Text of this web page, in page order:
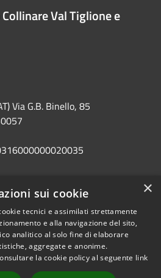
Val Tiglione e
Via G.B. Binello, 85
Ente convenzionato
Astigov
Progetto|Convenzione|
×
sui cookie
tecnici e assimilati strettamente
e alla navigazione del sito,
analitico al solo fine di elaborare
aggregate e anonime.
la cookie policy al seguente link